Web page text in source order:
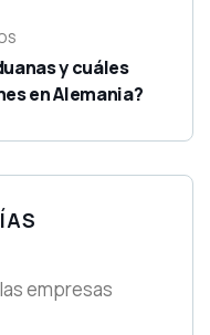
y cuáles
en Alemania?
empresas